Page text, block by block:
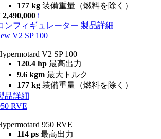
177 kg 装備重量（燃料を除く）
2,490,000 i
ンフィギュレーター 製品詳細
V2 SP 100
V2 SP 100
120.4 hp 最高出力
9.6 kgm 最大トルク
177 kg 装備重量（燃料を除く）
品詳細
RVE
950 RVE
114 ps 最高出力